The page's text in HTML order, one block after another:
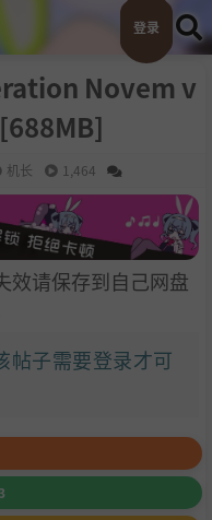
登录
Novem v
机长 1,464
效请保存到自己网盘
帖子需要登录才可